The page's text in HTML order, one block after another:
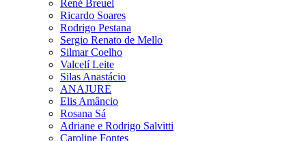
René Breuel
Ricardo Soares
Rodrigo Pestana
Sergio Renato de Mello
Silmar Coelho
Valcelí Leite
Silas Anastácio
ANAJURE
Elis Amâncio
Rosana Sá
Adriane e Rodrigo Salvitti
Caroline Fontes